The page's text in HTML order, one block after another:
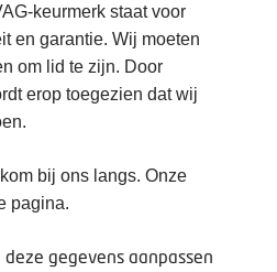
keurmerk staat voor
en garantie. Wij moeten
om lid te zijn. Door
erop toegezien dat wij
bij ons langs. Onze
pagina.
gegevens aanpassen